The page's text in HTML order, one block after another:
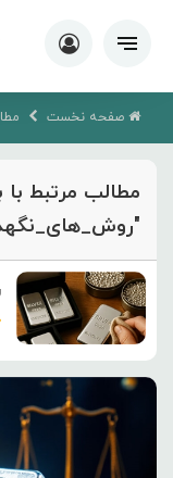
صفحه نخست
مطالب مرتبط